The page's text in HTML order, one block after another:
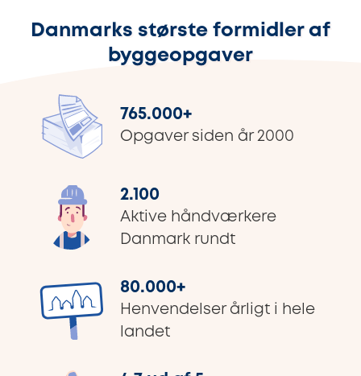
Danmarks største formidler af
byggeopgaver
765.000+
Opgaver siden år 2000
2.100
Aktive håndværkere
Danmark rundt
80.000+
Henvendelser årligt i hele
landet